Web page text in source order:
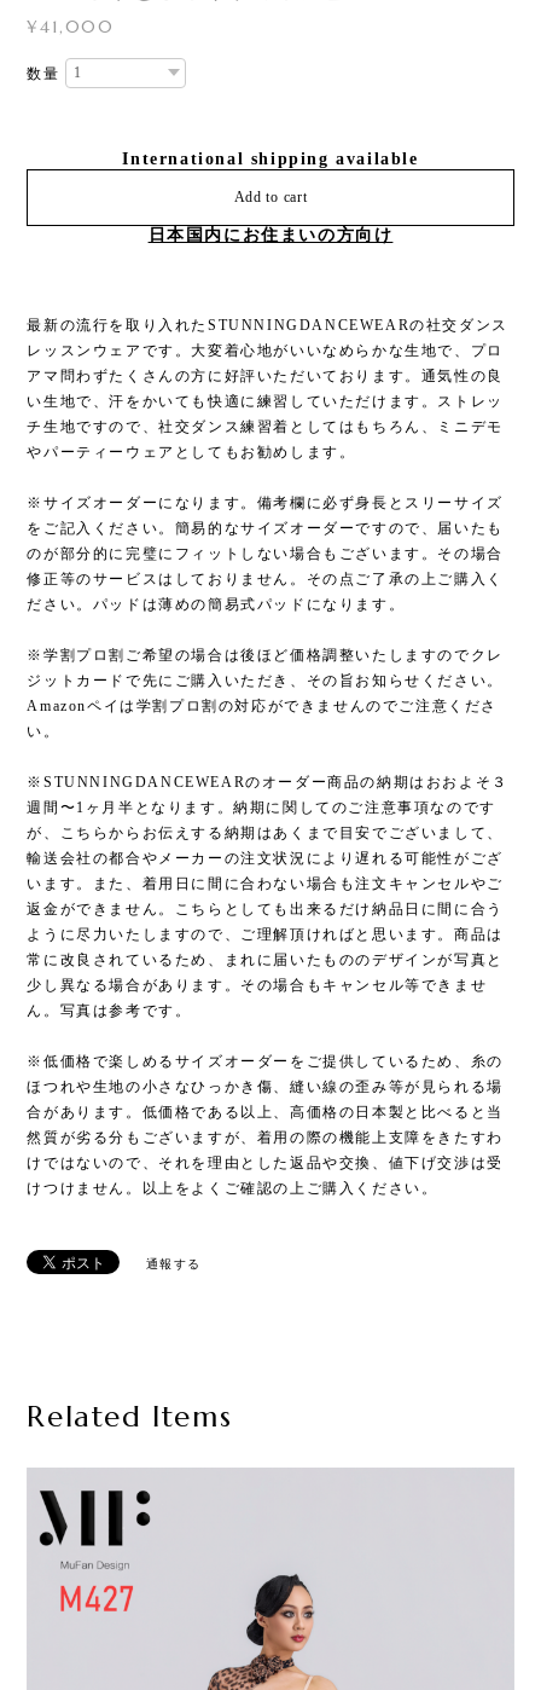
¥41,000
数量
International shipping available
Add to cart
日本国内にお住まいの方向け
最新の流行を取り入れたSTUNNINGDANCEWEARの社交ダンス
レッスンウェアです。大変着心地がいいなめらかな生地で、プロ
アマ問わずたくさんの方に好評いただいております。通気性の良
い生地で、汗をかいても快適に練習していただけます。ストレッ
チ生地ですので、社交ダンス練習着としてはもちろん、ミニデモ
やパーティーウェアとしてもお勧めします。
※サイズオーダーになります。備考欄に必ず身長とスリーサイズ
をご記入ください。簡易的なサイズオーダーですので、届いたも
のが部分的に完璧にフィットしない場合もございます。その場合
修正等のサービスはしておりません。その点ご了承の上ご購入く
ださい。パッドは薄めの簡易式パッドになります。
※学割プロ割ご希望の場合は後ほど価格調整いたしますのでクレ
ジットカードで先にご購入いただき、その旨お知らせください。
Amazonペイは学割プロ割の対応ができませんのでご注意くださ
い。
※STUNNINGDANCEWEARのオーダー商品の納期はおおよそ３
週間〜1ヶ月半となります。納期に関してのご注意事項なのです
が、こちらからお伝えする納期はあくまで目安でございまして、
輸送会社の都合やメーカーの注文状況により遅れる可能性がござ
います。また、着用日に間に合わない場合も注文キャンセルやご
返金ができません。こちらとしても出来るだけ納品日に間に合う
ように尽力いたしますので、ご理解頂ければと思います。商品は
常に改良されているため、まれに届いたもののデザインが写真と
少し異なる場合があります。その場合もキャンセル等できませ
ん。写真は参考です。
※低価格で楽しめるサイズオーダーをご提供しているため、糸の
ほつれや生地の小さなひっかき傷、縫い線の歪み等が見られる場
合があります。低価格である以上、高価格の日本製と比べると当
然質が劣る分もございますが、着用の際の機能上支障をきたすわ
けではないので、それを理由とした返品や交換、値下げ交渉は受
けつけません。以上をよくご確認の上ご購入ください。
通報する
Related Items